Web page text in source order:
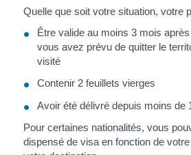
Quelle que soit votre situation, votre
Être valide au moins 3 mois
vous avez prévu de quitter le
visité
Contenir 2 feuillets vierges
Avoir été délivré depuis moins de
Pour certaines nationalités, vous
dispensé de visa en fonction de